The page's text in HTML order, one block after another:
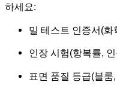
하세요:
밀 테스트 인증서(
인장 시험(항복률,
표면 품질 등급(블